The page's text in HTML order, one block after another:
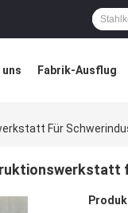
uns Fabrik-Ausflug
Für